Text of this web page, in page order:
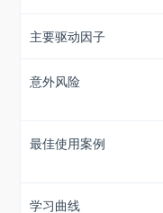
主要驱动因子
意外风险
最佳使用案例
学习曲线